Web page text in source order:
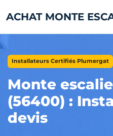
ACHAT MONTE
Installateurs Certifiés Plumergat
Monte
(56400) :
devis